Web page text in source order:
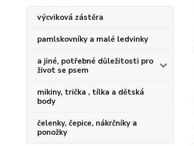
výcviková zástěra
pamlskovníky a malé ledvinky
a jiné, potřebné důležitosti pro
život se psem
mikiny, trička , tílka a dětská
body
čelenky, čepice, nákrčníky a
ponožky